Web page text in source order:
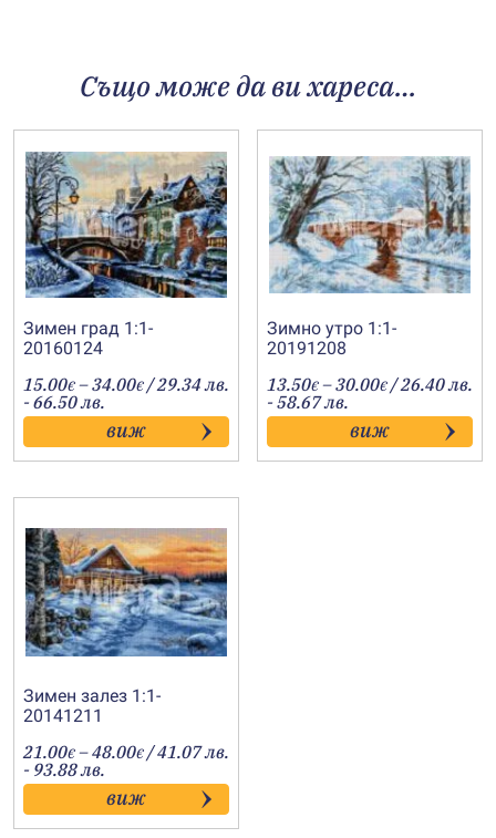
Също може да ви хареса…
Зимен град 1:1-
20160124
15.00€ –34.00€Price
range:
15.00€
through
34.00€
/ 29.34 лв.
- 66.50 лв.
виж
Зимно утро 1:1-
20191208
13.50€ –30.00€Price
range:
13.50€
through
30.00€
/ 26.40 лв.
- 58.67 лв.
виж
Зимен залез 1:1-
20141211
21.00€ –48.00€Price
range:
21.00€
through
48.00€
/ 41.07 лв.
- 93.88 лв.
виж